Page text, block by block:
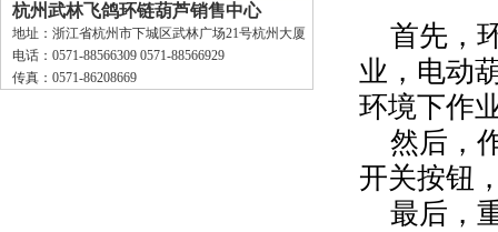
杭州武林飞鸽环链葫芦销售中心
地址：浙江省杭州市下城区武林广场21号杭州大厦
电话：0571-88566309 0571-88566929
传真：0571-86208669
首先，
业，电动
环境下作
然后，
开关按钮
最后，